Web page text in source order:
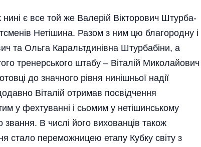
є все той же Вале­рій Вік­торович Штурба­
Нетішина. Разом з ним цю благородну і
та Ольга Каральтдинівна Штур­бабіни, а
тренерського штабу – Віталій Миколайо­вич
до значного рівня нинішньої надії
Віталій отримав посвідчення
у фехтуванні і сьомим у нетішинському
звання. В числі його вихованців також
стало переможницею етапу Кубку світу з